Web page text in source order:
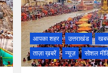
आपका शहर उत्तराखंड
ताज़ा ख़बरें
न्यूज़ सोशल